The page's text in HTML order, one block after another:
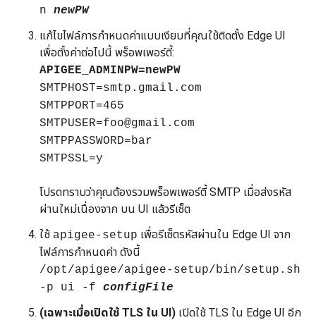
n newPW
แก้ไขไฟล์การกำหนดค่าแบบเงียบที่คุณใช้ติดตั้ง Edge UI
เพื่อตั้งค่าต่อไปนี้ พร็อพเพอร์ตี้:
APIGEE_ADMINPW=newPW
SMTPHOST=smtp.gmail.com
SMTPPORT=465
SMTPUSER=foo@gmail.com
SMTPPASSWORD=bar
SMTPSSL=y
โปรดทราบว่าคุณต้องรวมพร็อพเพอร์ตี้ SMTP เมื่อส่งรหัส
ผ่านใหม่เนื่องจาก บน UI แล้วรีเซ็ต
ใช้ apigee-setup เพื่อรีเซ็ตรหัสผ่านใน Edge UI จาก
ไฟล์การกำหนดค่า ดังนี้
/opt/apigee/apigee-setup/bin/setup.sh
-p ui -f configFile
(เฉพาะเมื่อเปิดใช้ TLS ใน UI) เปิดใช้ TLS ใน Edge UI อีก